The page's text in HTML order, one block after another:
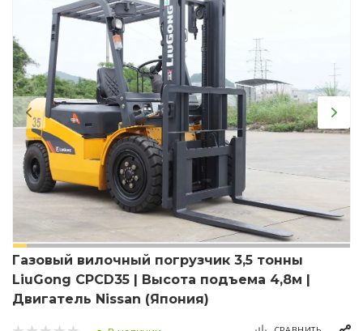
Газовый вилочный погрузчик 3,5 тонны
LiuGong CPCD35 | Высота подъема 4,8м |
Двигатель Nissan (Япония)